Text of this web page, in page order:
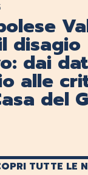
disagio
dai
alle
del
TUTTE LE